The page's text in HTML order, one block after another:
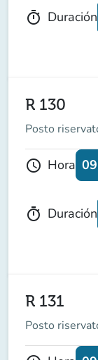
timer Duración
R 130
Posto
schedule Hora
timer Duración
R 131
Posto